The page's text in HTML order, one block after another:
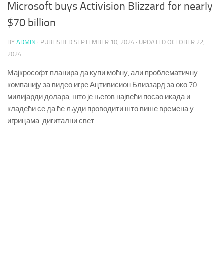
Microsoft buys Activision Blizzard for nearly
$70 billion
BY ADMIN · PUBLISHED SEPTEMBER 10, 2024 · UPDATED OCTOBER 22,
2024
Мајкрософт планира да купи моћну, али проблематичну
компанију за видео игре Ацтивисион Близзард за око 70
милијарди долара, што је његов највећи посао икада и
кладећи се да ће људи проводити што више времена у
игрицама. дигитални свет.